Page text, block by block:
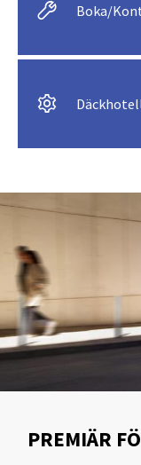
Boka/
PREMIÄR